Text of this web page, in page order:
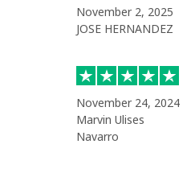
November 2, 2025
JOSE HERNANDEZ
November 24, 2024
Marvin Ulises
Navarro